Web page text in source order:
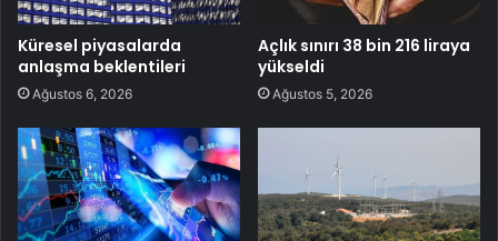
Küresel piyasalarda
anlaşma beklentileri
Ağustos 6, 2026
Açlık sınırı 38 bin 216 liraya
yükseldi
Ağustos 5, 2026